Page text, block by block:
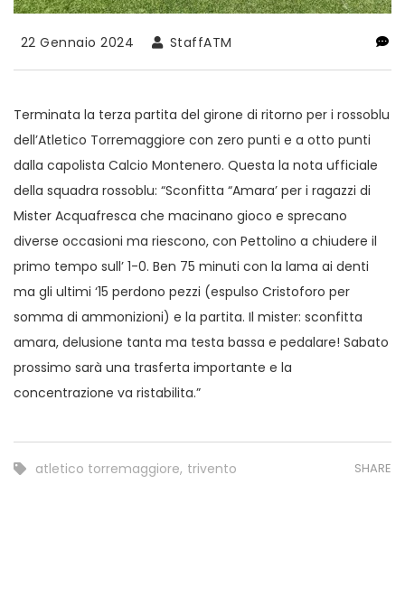
22 Gennaio 2024 StaffATM
Terminata la terza partita del girone di ritorno per i rossoblu
dell’Atletico Torremaggiore con zero punti e a otto punti
dalla capolista Calcio Montenero. Questa la nota ufficiale
della squadra rossoblu: “Sconfitta “Amara’ per i ragazzi di
Mister Acquafresca che macinano gioco e sprecano
diverse occasioni ma riescono, con Pettolino a chiudere il
primo tempo sull’ 1-0. Ben 75 minuti con la lama ai denti
ma gli ultimi ‘15 perdono pezzi (espulso Cristoforo per
somma di ammonizioni) e la partita. Il mister: sconfitta
amara, delusione tanta ma testa bassa e pedalare! Sabato
prossimo sarà una trasferta importante e la
concentrazione va ristabilita.”
atletico torremaggiore, trivento SHARE